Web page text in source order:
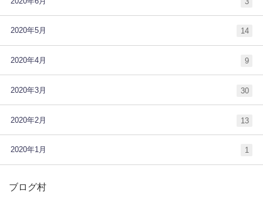
2020年5月 14
2020年4月 9
2020年3月 30
2020年2月 13
2020年1月 1
ブログ村